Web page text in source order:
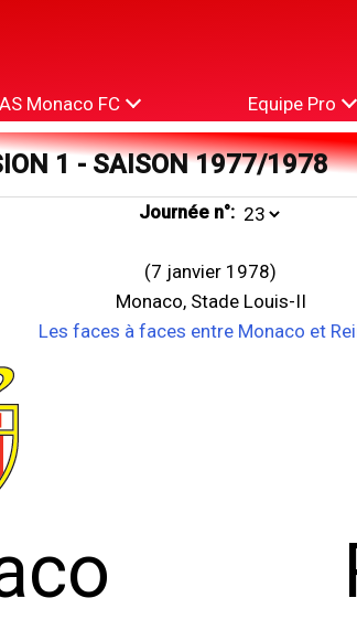
AS Monaco FC Equipe Pro
1 - SAISON 1977/1978
Journée n°:
(7 janvier 1978)
Monaco, Stade Louis-II
Les faces à faces entre Monaco et